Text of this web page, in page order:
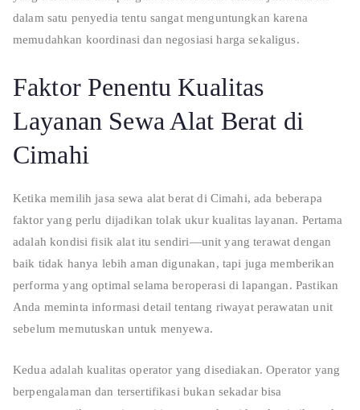
dalam satu penyedia tentu sangat menguntungkan karena
memudahkan koordinasi dan negosiasi harga sekaligus.
Faktor Penentu Kualitas
Layanan Sewa Alat Berat di
Cimahi
Ketika memilih jasa sewa alat berat di Cimahi, ada beberapa
faktor yang perlu dijadikan tolak ukur kualitas layanan. Pertama
adalah kondisi fisik alat itu sendiri—unit yang terawat dengan
baik tidak hanya lebih aman digunakan, tapi juga memberikan
performa yang optimal selama beroperasi di lapangan. Pastikan
Anda meminta informasi detail tentang riwayat perawatan unit
sebelum memutuskan untuk menyewa.
Kedua adalah kualitas operator yang disediakan. Operator yang
berpengalaman dan tersertifikasi bukan sekadar bisa